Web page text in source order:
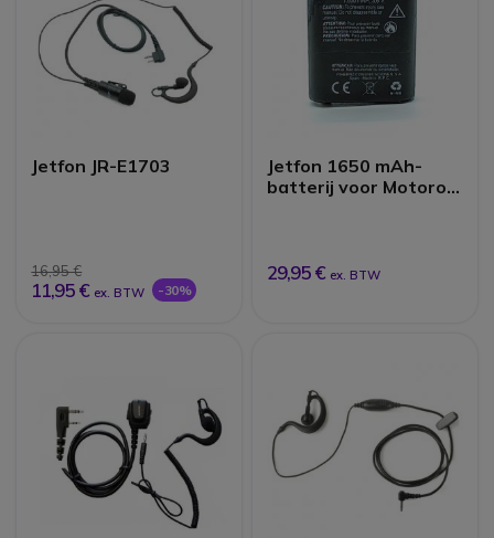
Jetfon JR-E1703
16,95 €
11,95 € ex. BTW -30%
Jetfon 1650 mAh-
batterij voor Motorola
29,95 € ex. BTW